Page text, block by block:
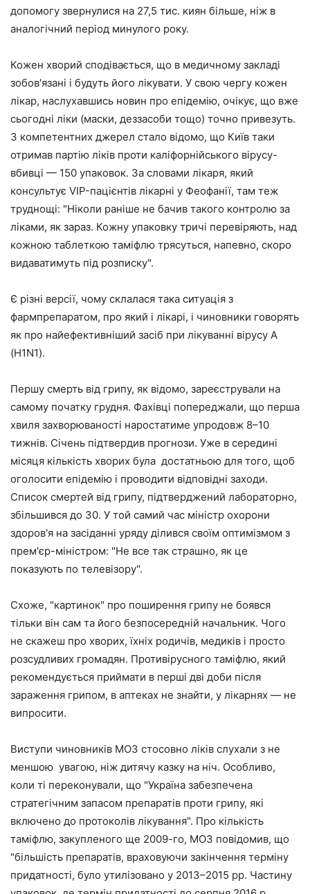
допомогу звернулися на 27,5 тис. киян більше, ніж в
аналогічний період минулого року.
Кожен хворий сподівається, що в медичному закладі
зобов'язані і будуть його лікувати. У свою чергу кожен
лікар, наслухавшись новин про епідемію, очікує, що вже
сьогодні ліки (маски, деззасоби тощо) точно привезуть.
З компетентних джерел стало відомо, що Київ таки
отримав партію ліків проти каліфорнійського вірусу-
вбивці — 150 упаковок. За словами лікаря, який
консультує VIP-пацієнтів лікарні у Феофанії, там теж
труднощі: "Ніколи раніше не бачив такого контролю за
ліками, як зараз. Кожну упаковку тричі перевіряють, над
кожною таблеткою таміфлю трясуться, напевно, скоро
видаватимуть під розписку".
Є різні версії, чому склалася така ситуація з
фармпрепаратом, про який і лікарі, і чиновники говорять
як про найефективніший засіб при лікуванні вірусу А
(Н1N1).
Першу смерть від грипу, як відомо, зареєстрували на
самому початку грудня. Фахівці попереджали, що перша
хвиля захворюваності наростатиме упродовж 8–10
тижнів. Січень підтвердив прогнози. Уже в середині
місяця кількість хворих була достатньою для того, щоб
оголосити епідемію і проводити відповідні заходи.
Список смертей від грипу, підтверджений лабораторно,
збільшився до 30. У той самий час міністр охорони
здоров'я на засіданні уряду ділився своїм оптимізмом з
прем'єр-міністром: "Не все так страшно, як це
показують по телевізору".
Схоже, "картинок" про поширення грипу не боявся
тільки він сам та його безпосередній начальник. Чого
не скажеш про хворих, їхніх родичів, медиків і просто
розсудливих громадян. Противірусного таміфлю, який
рекомендується приймати в перші дві доби після
зараження грипом, в аптеках не знайти, у лікарнях — не
випросити.
Виступи чиновників МОЗ стосовно ліків слухали з не
меншою увагою, ніж дитячу казку на ніч. Особливо,
коли ті переконували, що "Україна забезпечена
стратегічним запасом препаратів проти грипу, які
включено до протоколів лікування". Про кількість
таміфлю, закупленого ще 2009-го, МОЗ повідомив, що
"більшість препаратів, враховуючи закінчення терміну
придатності, було утилізовано у 2013–2015 рр. Частину